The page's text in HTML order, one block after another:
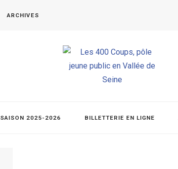
ARCHIVES
SAISON 2025-2026 BILLETTERIE EN LIGNE